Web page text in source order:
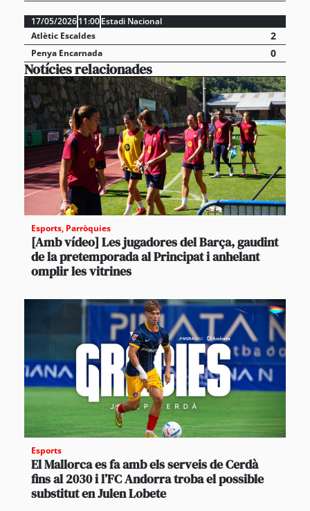
17/05/202611:00Estadi Nacional
Atlètic Escaldes
2
Penya Encarnada 0
Notícies relacionades
Esports, Parròquies
[Amb vídeo] Les jugadores del Barça, gaudint
de la pretemporada al Principat i anhelant
omplir les vitrines
Esports
El Mallorca es fa amb els serveis de Cerdà
fins al 2030 i l’FC Andorra troba el possible
substitut en Julen Lobete